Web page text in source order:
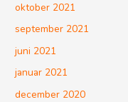
oktober 2021
september 2021
juni 2021
januar 2021
december 2020